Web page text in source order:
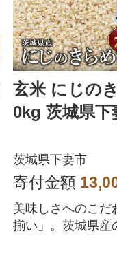
玄米 にじの
0kg 茨城県下
茨城県下妻市
寄付金額
美味しさへのこだ
揃い」。茨城県産